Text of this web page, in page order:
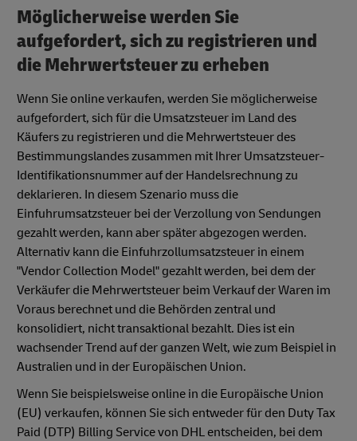
Möglicherweise werden Sie
aufgefordert, sich zu registrieren und
die Mehrwertsteuer zu erheben
Wenn Sie online verkaufen, werden Sie möglicherweise
aufgefordert, sich für die Umsatzsteuer im Land des
Käufers zu registrieren und die Mehrwertsteuer des
Bestimmungslandes zusammen mit Ihrer Umsatzsteuer-
Identifikationsnummer auf der Handelsrechnung zu
deklarieren. In diesem Szenario muss die
Einfuhrumsatzsteuer bei der Verzollung von Sendungen
gezahlt werden, kann aber später abgezogen werden.
Alternativ kann die Einfuhrzollumsatzsteuer in einem
"Vendor Collection Model" gezahlt werden, bei dem der
Verkäufer die Mehrwertsteuer beim Verkauf der Waren im
Voraus berechnet und die Behörden zentral und
konsolidiert, nicht transaktional bezahlt. Dies ist ein
wachsender Trend auf der ganzen Welt, wie zum Beispiel in
Australien und in der Europäischen Union.
Wenn Sie beispielsweise online in die Europäische Union
(EU) verkaufen, können Sie sich entweder für den Duty Tax
Paid (DTP) Billing Service von DHL entscheiden, bei dem